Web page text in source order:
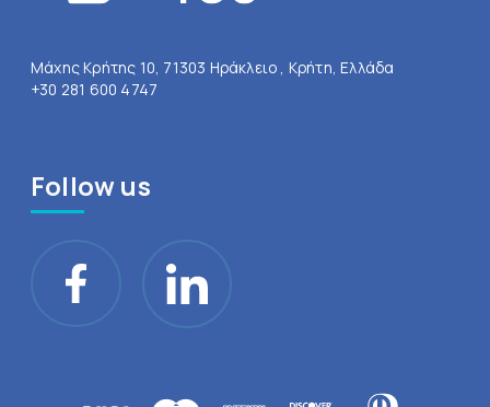
Μάχης Κρήτης 10, 71303 Ηράκλειο , Κρήτη, Ελλάδα
+30 281 600 4747
Follow us